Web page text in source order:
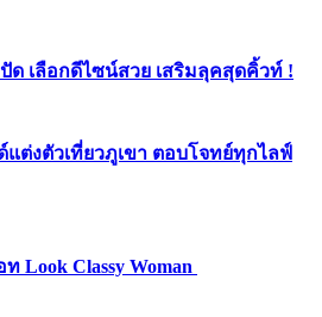
ด เลือกดีไซน์สวย เสริมลุคสุดคิ้วท์ !
แต่งตัวเที่ยวภูเขา ตอบโจทย์ทุกไลฟ์
Look Classy Woman